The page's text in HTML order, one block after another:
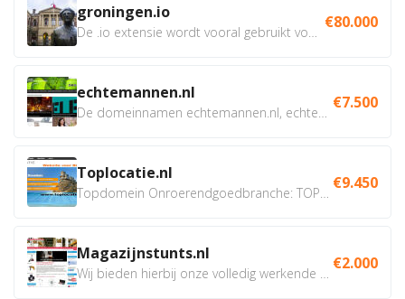
groningen.io €80.000
echtemannen.nl €7.500
Toplocatie.nl €9.450
Magazijnstunts.nl €2.000